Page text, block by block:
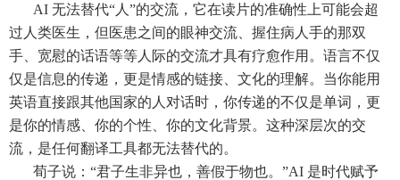
AI 无法替代“人”的交流，它在读片的准确性上可能会超
过人类医生，但医患之间的眼神交流、握住病人手的那双
手、宽慰的话语等等人际的交流才具有疗愈作用。语言不仅
仅是信息的传递，更是情感的链接、文化的理解。当你能用
英语直接跟其他国家的人对话时，你传递的不仅是单词，更
是你的情感、你的个性、你的文化背景。这种深层次的交
流，是任何翻译工具都无法替代的。
荀子说：“君子生非异也，善假于物也。”AI 是时代赋予